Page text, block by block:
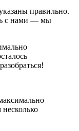
правильно.
с нами — мы